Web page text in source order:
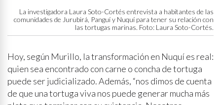
La investigadora Laura Soto-Cortés entrevista a habitantes de las
comunidades de Jurubirá, Panguí y Nuquí para tener su relación con
las tortugas marinas. Foto: Laura Soto-Cortés.
Hoy, según Murillo, la transformación en Nuquí es real:
quien sea encontrado con carne o concha de tortuga
puede ser judicializado. Además, “nos dimos de cuenta
de que una tortuga viva nos puede generar mucha más